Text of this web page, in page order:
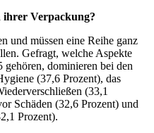
ihrer Verpackung?
und müssen eine Reihe ganz
Gefragt, welche Aspekte
gehören, dominieren bei den
(37,6 Prozent), das
(33,1
Schäden (32,6 Prozent) und
Prozent).